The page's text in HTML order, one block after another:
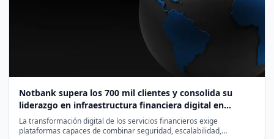
Notbank supera los 700 mil clientes y consolida su
liderazgo en infraestructura financiera digital en
Latinoamérica
La transformación digital de los servicios financieros exige
plataformas capaces de combinar seguridad, escalabilidad,